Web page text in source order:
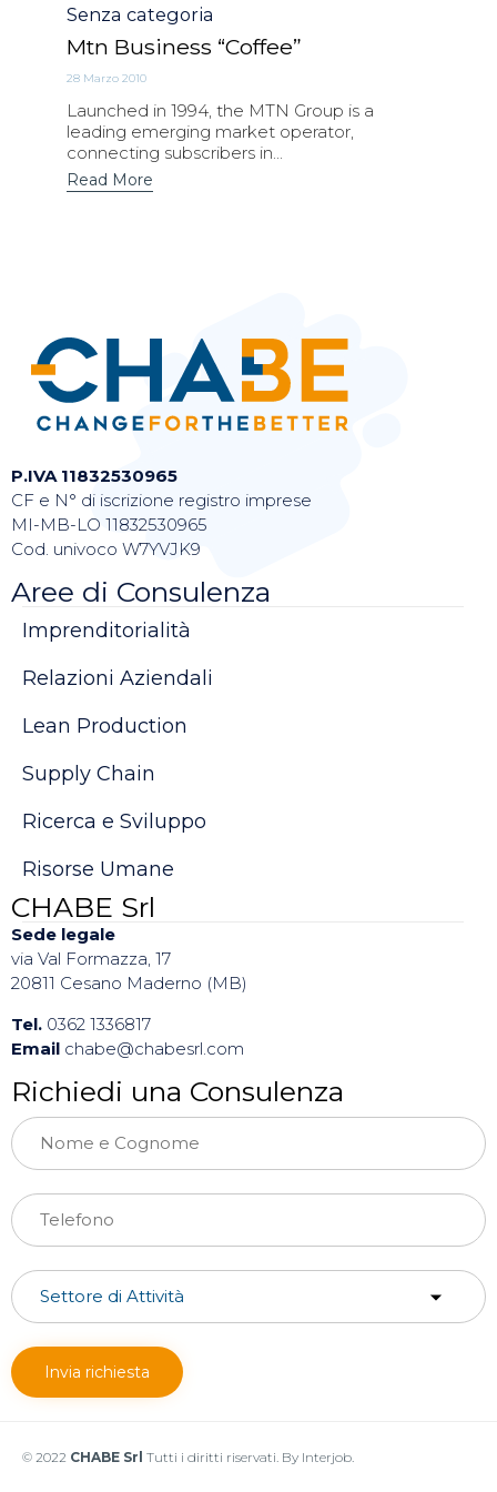
Category
Senza categoria
Mtn Business “Coffee”
28 Marzo 2010
Launched in 1994, the MTN Group is a
leading emerging market operator,
connecting subscribers in...
Read More
P.IVA 11832530965
CF e N° di iscrizione registro imprese
MI-MB-LO 11832530965
Cod. univoco W7YVJK9
Aree di Consulenza
Imprenditorialità
Relazioni Aziendali
Lean Production
Supply Chain
Ricerca e Sviluppo
Risorse Umane
CHABE Srl
Sede legale
via Val Formazza, 17
20811 Cesano Maderno (MB)
Tel. 0362 1336817
Email chabe@chabesrl.com
Richiedi una Consulenza
© 2022 CHABE Srl Tutti i diritti riservati. By Interjob.